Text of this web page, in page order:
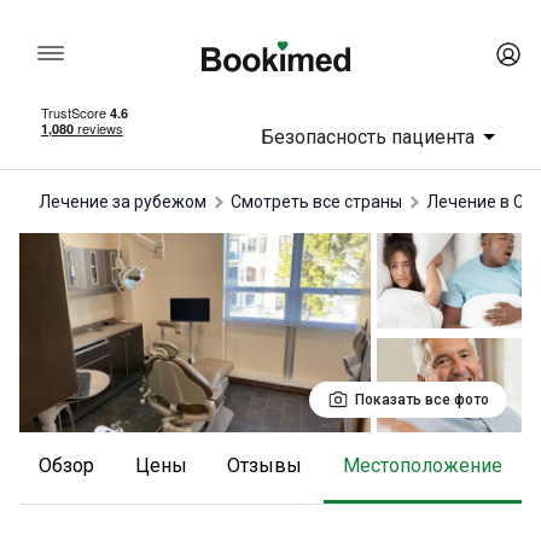
Безопасность пациента
Лечение за рубежом Смотреть все страны лечение в
Показать все фото
Обзор Цены отзывы Местоположение